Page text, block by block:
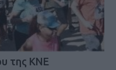
της ΚΝΕ